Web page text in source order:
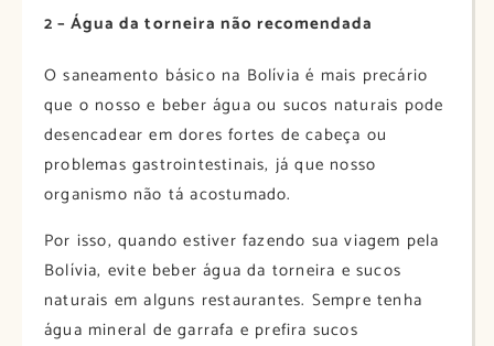
2 – Água da torneira não recomendada
O saneamento básico na Bolívia é mais precário
que o nosso e beber água ou sucos naturais pode
desencadear em dores fortes de cabeça ou
problemas gastrointestinais, já que nosso
organismo não tá acostumado.
Por isso, quando estiver fazendo sua viagem pela
Bolívia, evite beber água da torneira e sucos
naturais em alguns restaurantes. Sempre tenha
água mineral de garrafa e prefira sucos